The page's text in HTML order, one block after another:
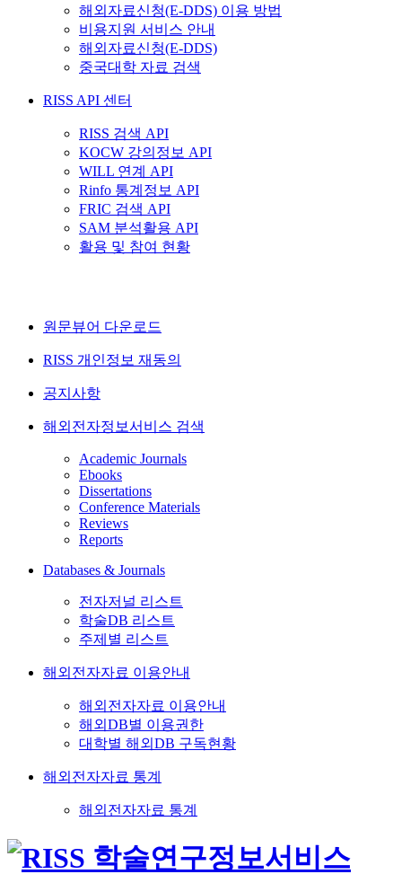
해외자료신청(E-DDS) 이용 방법
비용지원 서비스 안내
해외자료신청(E-DDS)
중국대학 자료 검색
RISS API 센터
RISS 검색 API
KOCW 강의정보 API
WILL 연계 API
Rinfo 통계정보 API
FRIC 검색 API
SAM 분석활용 API
활용 및 참여 현황
원문뷰어 다운로드
RISS 개인정보 재동의
공지사항
해외전자정보서비스 검색
Academic Journals
Ebooks
Dissertations
Conference Materials
Reviews
Reports
Databases & Journals
전자저널 리스트
학술DB 리스트
주제별 리스트
해외전자자료 이용안내
해외전자자료 이용안내
해외DB별 이용권한
대학별 해외DB 구독현황
해외전자자료 통계
해외전자자료 통계